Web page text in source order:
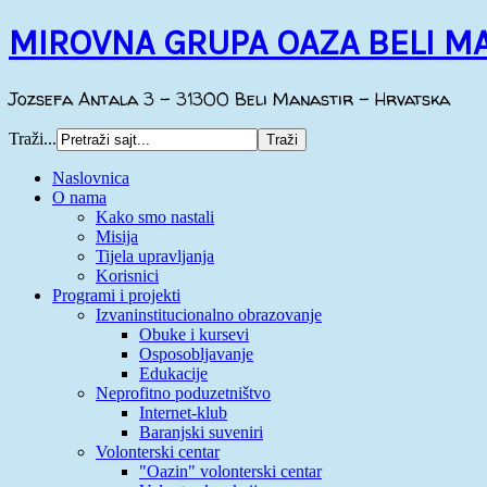
MIROVNA GRUPA OAZA BELI
Jozsefa Antala 3 - 31300 Beli Manastir - Hrvatska
Traži...
Naslovnica
O nama
Kako smo nastali
Misija
Tijela upravljanja
Korisnici
Programi i projekti
Izvaninstitucionalno obrazovanje
Obuke i kursevi
Osposobljavanje
Edukacije
Neprofitno poduzetništvo
Internet-klub
Baranjski suveniri
Volonterski centar
"Oazin" volonterski centar